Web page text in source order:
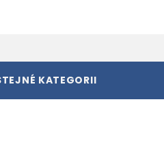
KATEGORII